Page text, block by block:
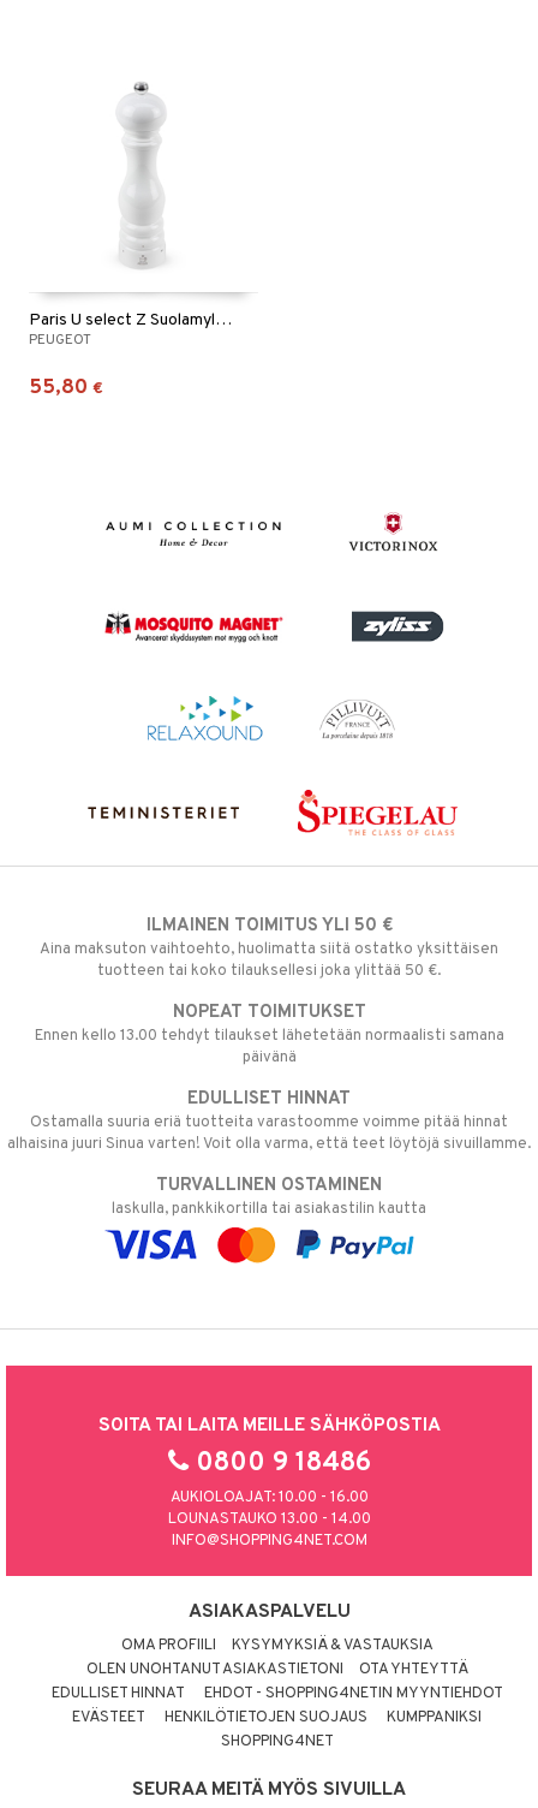
Paris U select Z Suolamylly Valkoinen
PEUGEOT
55,80 €
ILMAINEN TOIMITUS YLI 50 €
Aina maksuton vaihtoehto, huolimatta siitä ostatko yksittäisen
tuotteen tai koko tilauksellesi joka ylittää 50 €.
NOPEAT TOIMITUKSET
Ennen kello 13.00 tehdyt tilaukset lähetetään normaalisti samana
päivänä
EDULLISET HINNAT
Ostamalla suuria eriä tuotteita varastoomme voimme pitää hinnat
alhaisina juuri Sinua varten! Voit olla varma, että teet löytöjä sivuillamme.
TURVALLINEN OSTAMINEN
laskulla, pankkikortilla tai asiakastilin kautta
SOITA TAI LAITA MEILLE SÄHKÖPOSTIA
0800 9 18486
AUKIOLOAJAT: 10.00 - 16.00
LOUNASTAUKO 13.00 - 14.00
INFO@SHOPPING4NET.COM
ASIAKASPALVELU
OMA PROFIILI
KYSYMYKSIÄ & VASTAUKSIA
OLEN UNOHTANUT ASIAKASTIETONI
OTA YHTEYTTÄ
EDULLISET HINNAT
EHDOT - SHOPPING4NETIN MYYNTIEHDOT
EVÄSTEET
HENKILÖTIETOJEN SUOJAUS
KUMPPANIKSI
SHOPPING4NET
SEURAA MEITÄ MYÖS SIVUILLA